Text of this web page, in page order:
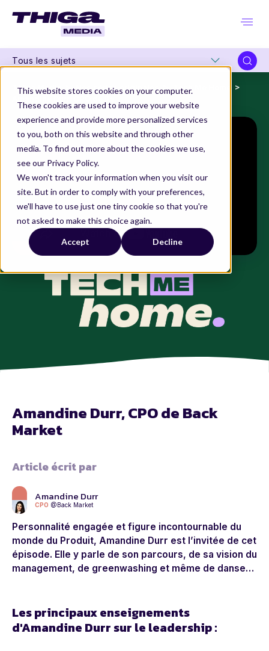
This website stores cookies on your computer.
These cookies are used to improve your website
experience and provide more personalized services
to you, both on this website and through other
media. To find out more about the cookies we use,
see our Privacy Policy.
We won't track your information when you visit our
site. But in order to comply with your preferences,
we'll have to use just one tiny cookie so that you're
not asked to make this choice again.
Accept Decline
Tous les sujets
Thiga Media Nos séries originales
Tech Me Home
Amandine Durr, CPO de Back
Market
Article écrit par
Amandine Durr
CPO @Back Market
Personnalité engagée et figure incontournable du
monde du Produit, Amandine Durr est l’invitée de cet
épisode. Elle y parle de son parcours, de sa vision du
management, de greenwashing et même de danse…
Les principaux enseignements
d'Amandine Durr sur le leadership :